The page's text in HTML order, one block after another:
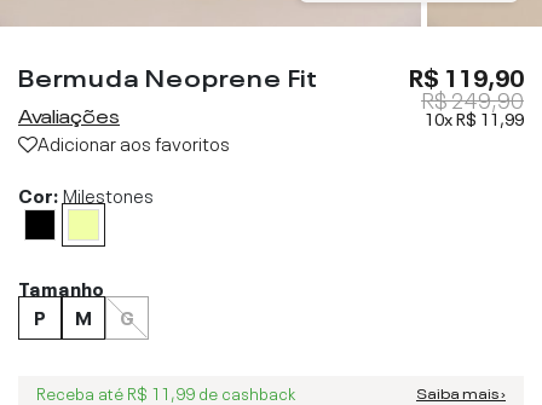
Bermuda Neoprene Fit
Avaliações
Adicionar aos favoritos
R$ 119,90
R$ 249,90
10xR$ 11,99
Cor:Milestones
Tamanho
P
M G
Receba até R$ 11,99 de cashback Saiba mais ›